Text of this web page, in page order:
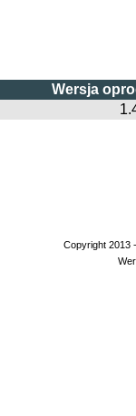
Wersja
Copyright 2013